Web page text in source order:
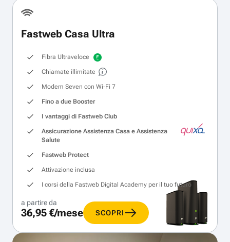
Fastweb Casa Ultra
Fibra Ultraveloce
Chiamate illimitate
Modem Seven con Wi‑Fi 7
Fino a due Booster
I vantaggi di Fastweb Club
Assicurazione Assistenza Casa e Assistenza
Salute
Fastweb Protect
Attivazione inclusa
I corsi della Fastweb Digital Academy per il tuo futuro
a partire da
36,95 €/mese SCOPRI